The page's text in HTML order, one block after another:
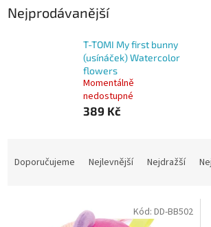
Nejprodávanější
T-TOMI My first bunny
(usínáček) Watercolor
flowers
Momentálně
nedostupné
389 Kč
Doporučujeme Nejlevnější Nejdražší
Kód: DD-BB502